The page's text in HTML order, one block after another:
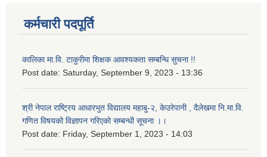
कर्मचारी पदपूर्ति
कालिका मा.वि. टाकुरीमा शिक्षक आवश्यकता सम्बन्धि सुचना !!
Post date: Saturday, September 9, 2023 - 13:36
श्री नेपाल राष्ट्रिय आधारभुत विद्यालय महाबु-२, केउरेपानी , दैलेखमा नि.मा.वि.
गणित विषयको विज्ञापन गरिएको सम्बन्धी सूचना ।।
Post date: Friday, September 1, 2023 - 14:03